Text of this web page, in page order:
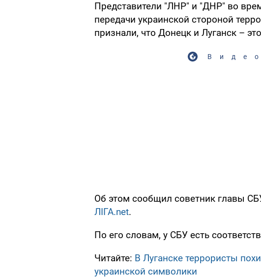
Представители "ЛНР" и "ДНР" во
передачи украинской стороной
признали, что Донецк и Луганск –
Об этом сообщил советник главы
ЛІГА.net.
По его словам, у СБУ есть
Читайте: В Луганске террористы
украинской символики